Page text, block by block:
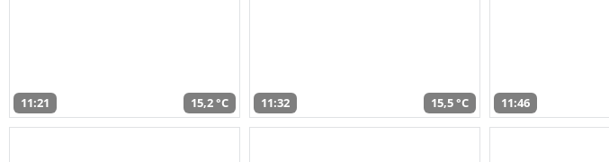
11:21 15,2 °C 11:32 15,5 °C 11:46